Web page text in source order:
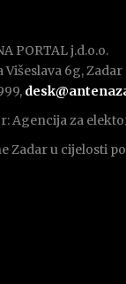
PORTAL j.d.o.o.
6g, Zadar
Agencija za
Zadar u cijelosti